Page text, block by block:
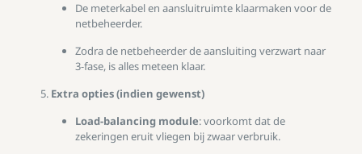
De meterkabel en aansluitruimte klaarmaken voor de
netbeheerder.
Zodra de netbeheerder de aansluiting verzwart naar
3-fase, is alles meteen klaar.
Extra opties (indien gewenst)
Load-balancing module: voorkomt dat de
zekeringen eruit vliegen bij zwaar verbruik.